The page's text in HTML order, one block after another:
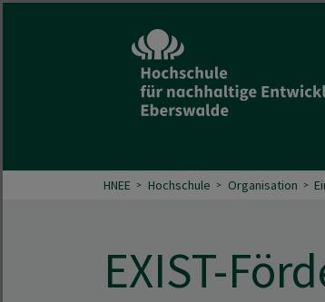
HNEE Hochschule Organisation
EXIST-